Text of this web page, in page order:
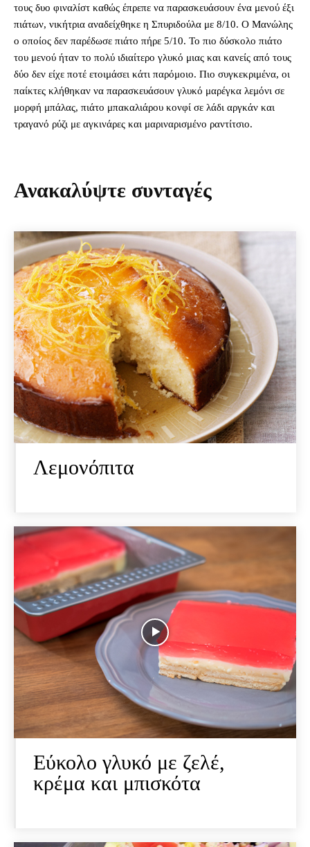
τους δυο φιναλίστ καθώς έπρεπε να παρασκευάσουν ένα μενού έξι
πιάτων, νικήτρια αναδείχθηκε η Σπυριδούλα με 8/10. Ο Μανώλης
ο οποίος δεν παρέδωσε πιάτο πήρε 5/10. Το πιο δύσκολο πιάτο
του μενού ήταν το πολύ ιδιαίτερο γλυκό μιας και κανείς από τους
δύο δεν είχε ποτέ ετοιμάσει κάτι παρόμοιο. Πιο συγκεκριμένα, οι
παίκτες κλήθηκαν να παρασκευάσουν γλυκό μαρέγκα λεμόνι σε
μορφή μπάλας, πιάτο μπακαλιάρου κονφί σε λάδι αργκάν και
τραγανό ρύζι με αγκινάρες και μαριναρισμένο ραντίτσιο.
Ανακαλύψτε συνταγές
Λεμονόπιτα
Εύκολο γλυκό με ζελέ,
κρέμα και μπισκότα